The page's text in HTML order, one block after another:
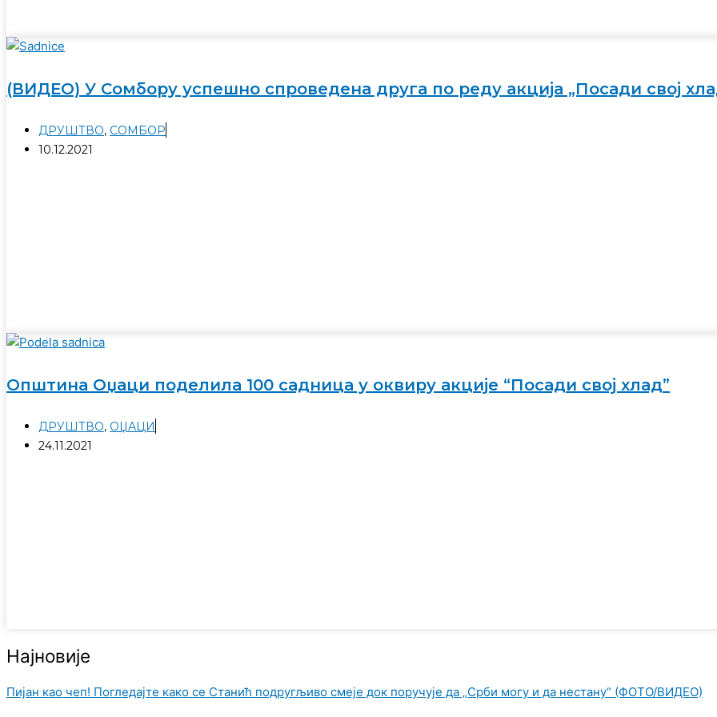
(ВИДЕО) У Сомбору успешно спроведена друга по реду акција „Посади свој
ДРУШТВО, СОМБОР
10.12.2021
Општина Оџаци поделила 100 садница у оквиру акције “Посади свој хлад”
ДРУШТВО, ОЏАЦИ
24.11.2021
Најновије
Пијан као чеп! Погледајте како се Станић подругљиво смеје док поручује да „Срби могу и да нестану“ (ФОТО/ВИДЕО)